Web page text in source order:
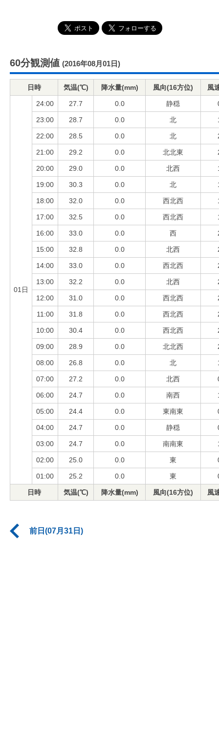
60分観測値 (2016年08月01日)
日時 気温(℃) 降水量(mm) 風向(16方位) 風
01日
24:00 27.7 0.0 静穏
23:00 28.7 0.0 北
22:00 28.5 0.0 北
21:00 29.2 0.0 北北東
20:00 29.0 0.0 北西
19:00 30.3 0.0 北
18:00 32.0 0.0 西北西
17:00 32.5 0.0 西北西
16:00 33.0 0.0 西
15:00 32.8 0.0 北西
14:00 33.0 0.0 西北西
13:00 32.2 0.0 北西
12:00 31.0 0.0 西北西
11:00 31.8 0.0 西北西
10:00 30.4 0.0 西北西
09:00 28.9 0.0 北北西
08:00 26.8 0.0 北
07:00 27.2 0.0 北西
06:00 24.7 0.0 南西
05:00 24.4 0.0 東南東
04:00 24.7 0.0 静穏
03:00 24.7 0.0 南南東
02:00 25.0 0.0 東
01:00 25.2 0.0 東
日時 気温(℃) 降水量(mm) 風向(16方位) 風
前日(07月31日)